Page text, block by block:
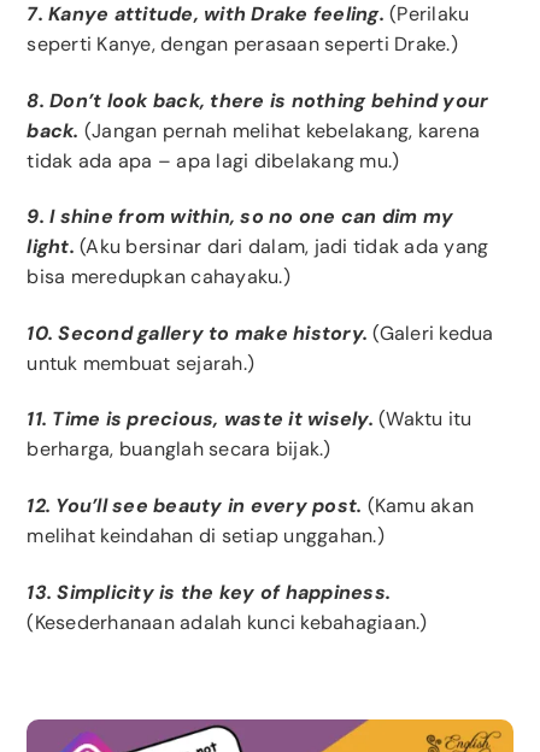
7. Kanye attitude, with Drake feeling.(Perilaku
seperti Kanye, dengan perasaan seperti Drake.)
8. Don’t look back, there is nothing behind your
back. (Jangan pernah melihat kebelakang, karena
tidak ada apa – apa lagi dibelakang mu.)
9. I shine from within, so no one can dim my
light.(Aku bersinar dari dalam, jadi tidak ada yang
bisa meredupkan cahayaku.)
10. Second gallery to make history.(Galeri kedua
untuk membuat sejarah.)
11. Time is precious, waste it wisely.(Waktu itu
berharga, buanglah secara bijak.)
12. You’ll see beauty in every post. (Kamu akan
melihat keindahan di setiap unggahan.)
13. Simplicity is the key of happiness.
(Kesederhanaan adalah kunci kebahagiaan.)